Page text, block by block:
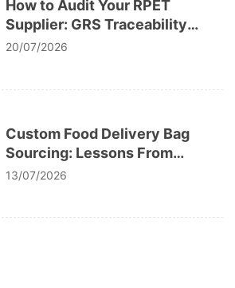
How to Audit Your RPET
Supplier: GRS Traceability
Explained
20/07/2026
Custom Food Delivery Bag
Sourcing: Lessons From
China’s Food Delivery Giants
13/07/2026